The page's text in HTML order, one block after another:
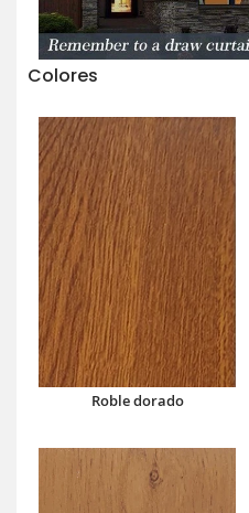
Colores
Roble dorado